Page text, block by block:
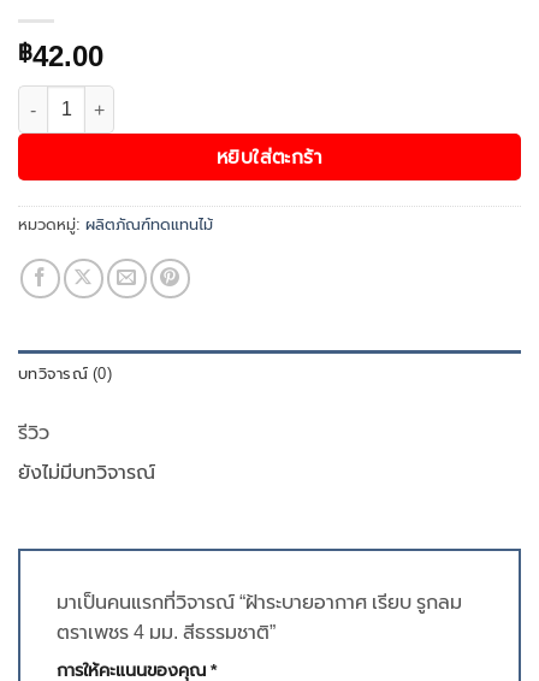
฿42.00
จำนวน ฝ้าระบายอากาศ เรียบ รูกลม ตราเพชร 4 มม. สีธรรมชาติ ชิ้น
หยิบใส่ตะกร้า
หมวดหมู่: ผลิตภัณฑ์ทดแทนไม้
บทวิจารณ์ (0)
รีวิว
ยังไม่มีบทวิจารณ์
มาเป็นคนแรกที่วิจารณ์ “ฝ้าระบายอากาศ เรียบ รูกลม
ตราเพชร 4 มม. สีธรรมชาติ”
การให้คะแนนของคุณ *